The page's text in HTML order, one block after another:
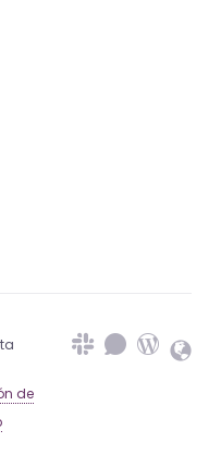
de